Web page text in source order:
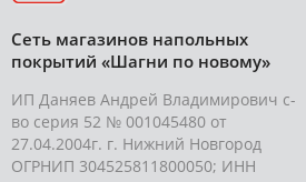
Сеть магазинов напольных
покрытий «Шагни по новому»
ИП Даняев Андрей Владимирович с-
во серия 52 № 001045480 от
27.04.2004г. г. Нижний Новгород
ОГРНИП 304525811800050; ИНН